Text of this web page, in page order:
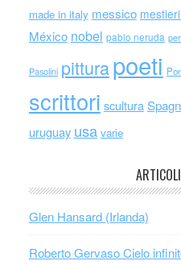
made in italy messico
México nobel pablo neruda
Pasolini pitturapoeti
scrittori scultura
uruguay usa varie
Glen Hansard (Irlanda)
Roberto Gervaso Cielo